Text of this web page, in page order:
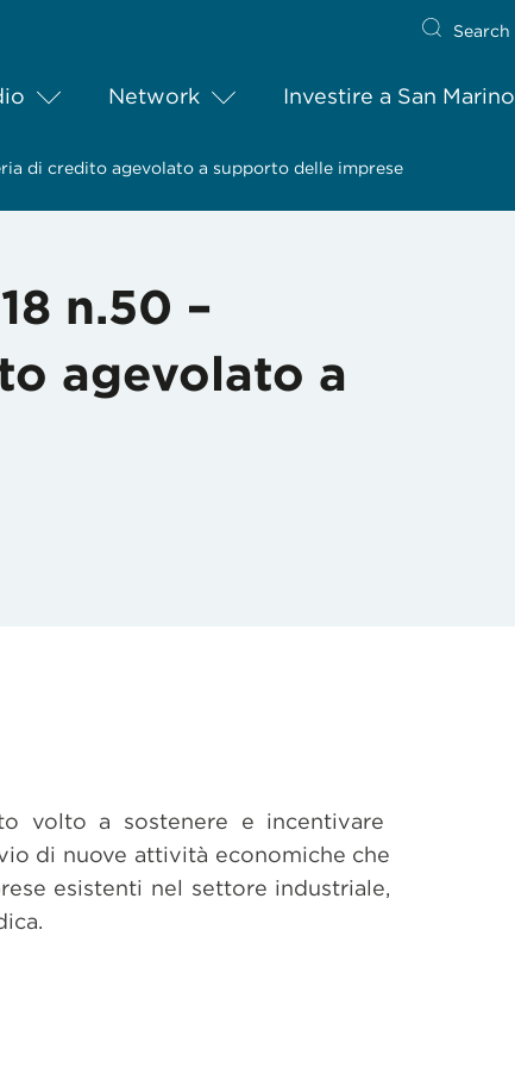
Network Investire a San Marino
Search
di credito agevolato a supporto delle imprese
n.50 –
agevolato a
volto a sostenere e incentivare
di nuove attività economiche che
esistenti nel settore industriale,